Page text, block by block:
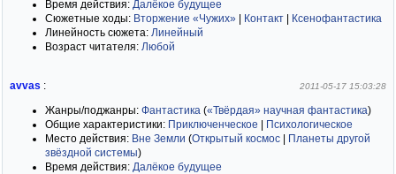
Время действия: Далёкое будущее
Сюжетные ходы: Вторжение «Чужих» Контакт
Ксенофантастика
Линейность сюжета: Линейный
Возраст читателя: Любой
avvas : 2011-05-17 15:03:28
Жанры/поджанры: Фантастика («Твёрдая» научная фантастика)
Общие характеристики: Приключенческое
Психологическое
Место действия: Вне Земли (Открытый космос
Планеты другой
звёздной системы)
Время действия: Далёкое будущее